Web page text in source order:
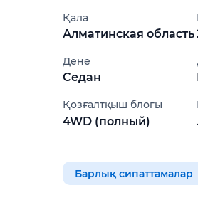
Қала
Алматинская область
Дене
Седан
Қозғалтқыш блогы
4WD (полный)
Барлық сипаттамалар